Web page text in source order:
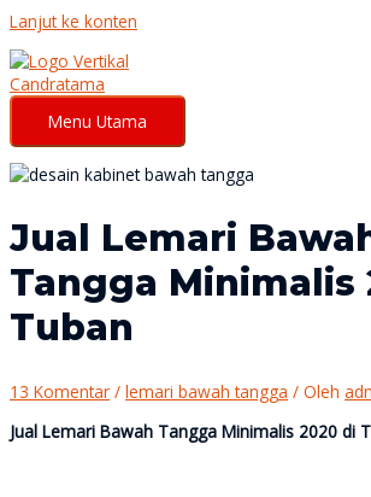
Lanjut ke konten
Menu Utama
Jual Lemari
Tangga Minimalis
Tuban
13 Komentar / lemari bawah tangga / Oleh
Jual Lemari Bawah Tangga Minimalis 2020 di